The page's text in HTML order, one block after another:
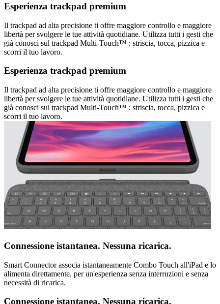
Esperienza trackpad premium
Il trackpad ad alta precisione ti offre maggiore controllo e maggiore
libertà per svolgere le tue attività quotidiane. Utilizza tutti i gesti che
già conosci sul trackpad Multi-Touch™ : striscia, tocca, pizzica e
scorri il tuo lavoro.
Esperienza trackpad premium
Il trackpad ad alta precisione ti offre maggiore controllo e maggiore
libertà per svolgere le tue attività quotidiane. Utilizza tutti i gesti che
già conosci sul trackpad Multi-Touch™ : striscia, tocca, pizzica e
scorri il tuo lavoro.
Connessione istantanea. Nessuna ricarica.
Smart Connector associa istantaneamente Combo Touch all'iPad e lo
alimenta direttamente, per un'esperienza senza interruzioni e senza
necessità di ricarica.
Connessione istantanea. Nessuna ricarica.